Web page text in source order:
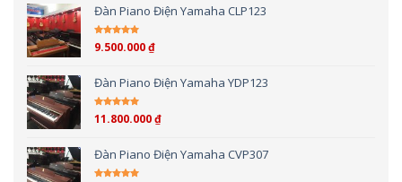
Đàn Piano Điện Yamaha CLP123
Được xếp hạng
9.500.000₫
Đàn Piano Điện Yamaha YDP123
Được xếp hạng
11.800.000₫
Đàn Piano Điện Yamaha CVP307